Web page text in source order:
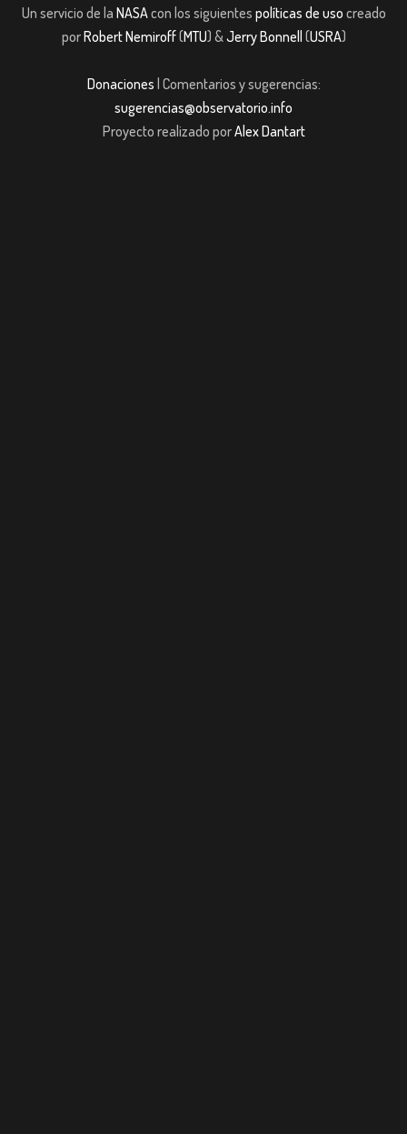
Un servicio de la NASAcon los siguientes políticas de uso creado
porRobert Nemiroff(MTU) &Jerry Bonnell (USRA)
Donaciones | Comentarios y sugerencias:
sugerencias@observatorio.info
Proyecto realizado porAlex Dantart